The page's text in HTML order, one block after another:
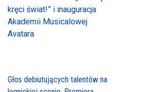
Głos debiutujących talentów na